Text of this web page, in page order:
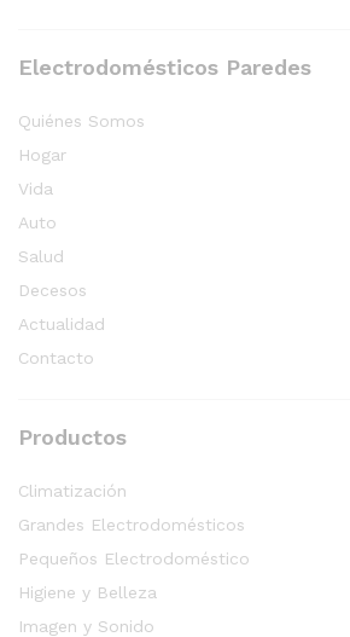
Electrodomésticos Paredes
Quiénes Somos
Hogar
Vida
Auto
Salud
Decesos
Actualidad
Contacto
Productos
Climatización
Grandes Electrodomésticos
Pequeños Electrodoméstico
Higiene y Belleza
Imagen y Sonido